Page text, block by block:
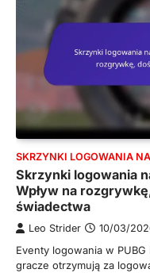
SKRZYNKI LOGOWANIA
Skrzynki logowania
Wpływ na
świadectwa
Leo Strider 10/03/
Eventy logowania w
gracze otrzymują za